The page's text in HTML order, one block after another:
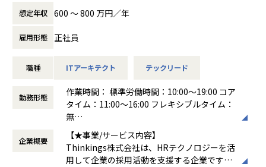
ェーン技術を活用したシステム開発やIoTシステム開発など
増えてきています。業種やターゲットユーザー、今から立ち
ます。フルスタックなエンジニアを目指せる環境です。
高い技術力のある技術者が豊富にいるので、次はこの技術を
やってみたいという声ややるべきという考えが出てくる風土
です。世界中の最先端テクノロジーと結び付け、お客様や自
社のビジネスイノベーションに貢献できます。
チームとして助け合って業務を遂行する環境。 チームワーク
を大切にしており、日常的なコミュニケーション、コードレ
ビュー、スキル共有を通じて、メンバー全員が成長できるカ
アーキテクチャ設計・開発全般をお任せします。
＜具体的な業務イメージ＞
現在はPoCフェーズのため、技術と顧客課題の両面から「本
を見極める検証開発を行っています。企画と開発が一体とな
「顧客にどんな新しいソリューションを提供できるか」を技
術・ビジネスの両面からアプローチしていただきます。
▼新規領域におけるアーキテクチャ設計・技術選定
フロントエンド、バックエンド、インフラ、LLMモデル選定
など、サービス化を見据えたゼロベースからの土台作りと技
想定年収 600 〜 800 万円／年
雇用形態 正社員
職種 ITアーキテクト テックリード
勤務形態
作業時間： 標準労働時間：10:00～19:00 コア
タイム：11:00～16:00 フレキシブルタイム：
無
働き方：
フレックス制（コアタイムあり）
時間外労働の有無： 有（月平均15時間）
休憩時間： 60分
企業概要
【★事業/サービス内容】
Thinkings株式会社は、HRテクノロジーを活
用して企業の採用活動を支援する企業です。